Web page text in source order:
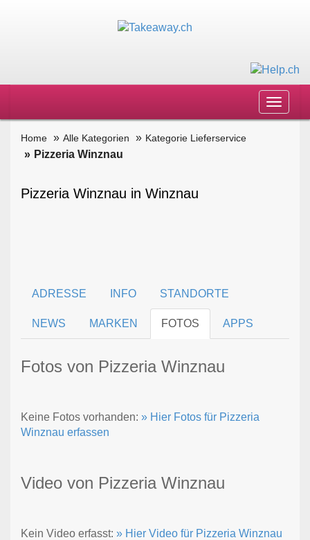
Toggle
Home Alle Kategorien Kategorie Lieferservice
Pizzeria Winznau
Pizzeria Winznau in Winznau
ADRESSE INFO STANDORTE
NEWS MARKEN FOTOS APPS
Fotos von Pizzeria Winznau
Keine Fotos vorhanden: » Hier Fotos für Pizzeria
Winznau erfassen
Video von Pizzeria Winznau
Kein Video erfasst: » Hier Video für Pizzeria Winznau